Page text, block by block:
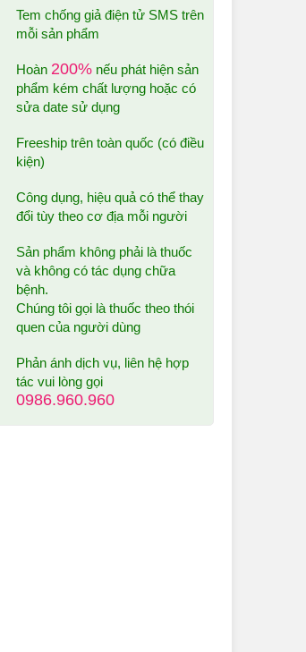
Tem chống giả điện tử SMS trên
mỗi sản phẩm
Hoàn 200%nếu phát hiện sản
phẩm kém chất lượng hoặc có
sửa date sử dụng
Freeship trên toàn quốc (có điều
kiện)
Công dụng, hiệu quả có thể thay
đổi tùy theo cơ địa mỗi người
Sản phẩm không phải là thuốc
và không có tác dụng chữa
bệnh.
Chúng tôi gọi là thuốc theo thói
quen của người dùng
Phản ánh dịch vụ, liên hệ hợp
tác vui lòng gọi
0986.960.960